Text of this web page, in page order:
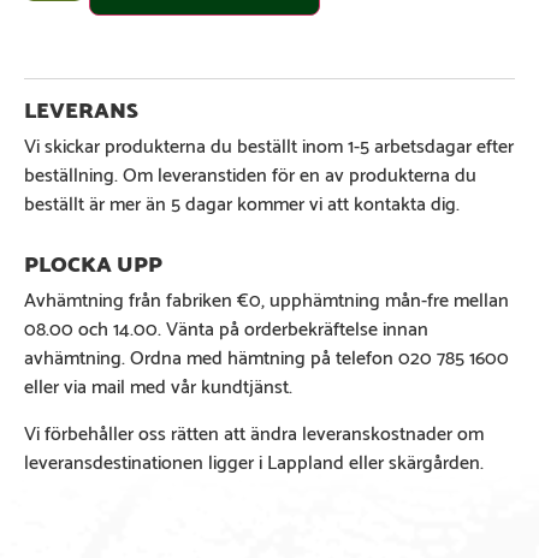
Vi skickar produkterna du beställt inom 1-5 arbetsdagar efter
beställning. Om leveranstiden för en av produkterna du
beställt är mer än 5 dagar kommer vi att kontakta dig.
Avhämtning från fabriken €0, upphämtning mån-fre mellan
08.00 och 14.00. Vänta på orderbekräftelse innan
avhämtning. Ordna med hämtning på telefon 020 785 1600
eller via mail med vår kundtjänst.
Vi förbehåller oss rätten att ändra leveranskostnader om
leveransdestinationen ligger i Lappland eller skärgården.